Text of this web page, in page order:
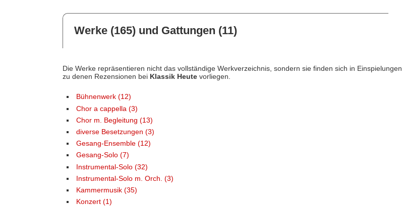
Werke (165) und Gattungen (11)
Die Werke repräsentieren nicht das vollständige Werkverzeichnis, sondern sie finden sich in Einspielungen,
zu denen Rezensionen bei Klassik Heutevorliegen.
Bühnenwerk (12)
Chor a cappella (3)
Chor m. Begleitung (13)
diverse Besetzungen (3)
Gesang-Ensemble (12)
Gesang-Solo (7)
Instrumental-Solo (32)
Instrumental-Solo m. Orch. (3)
Kammermusik (35)
Konzert (1)